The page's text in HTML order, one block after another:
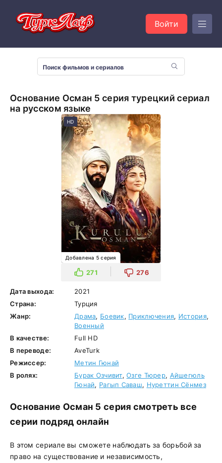
Войти
Основание Осман 5 серия турецкий сериал
на русском языке
HD
Добавлена 5 серия
271 276
Дата выхода:
2021
Страна:
Турция
Жанр:
Драма, Боевик, Приключения, История,
Военный
В качестве:
Full HD
В переводе:
AveTurk
Режиссер:
Метин Гюнай
В ролях:
Бурак Озчивит,Озге Тюрер, Айшегюль
Гюнай, Рагып Саваш, Нуреттин Сёнмез
Основание Осман 5 серия смотреть все
серии подряд онлайн
В этом сериале вы сможете наблюдать за борьбой за
право на существование и независимость,